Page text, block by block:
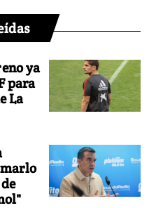
ya
para
La